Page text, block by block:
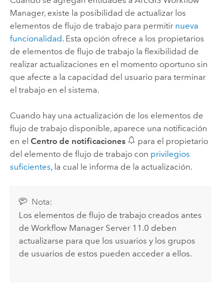
Manager, existe la posibilidad de actualizar los
elementos de flujo de trabajo para permitir nueva
funcionalidad. Esta opción ofrece a los propietarios
de elementos de flujo de trabajo la flexibilidad de
realizar actualizaciones en el momento oportuno sin
que afecte a la capacidad del usuario para terminar
el trabajo en el sistema.
Cuando hay una actualización de los elementos de
flujo de trabajo disponible, aparece una notificación
en el Centro de notificaciones
para el propietario
del elemento de flujo de trabajo con privilegios
suficientes, la cual le informa de la actualización.
Nota:
Los elementos de flujo de trabajo creados antes
deWorkflow Manager Server 11.0 deben
actualizarse para que los usuarios y los grupos
de usuarios de estos pueden acceder a ellos.